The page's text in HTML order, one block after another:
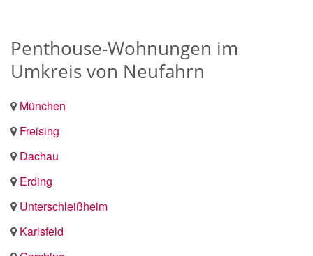
Penthouse-Wohnungen im
Umkreis von Neufahrn
München
Freising
Dachau
Erding
Unterschleißheim
Karlsfeld